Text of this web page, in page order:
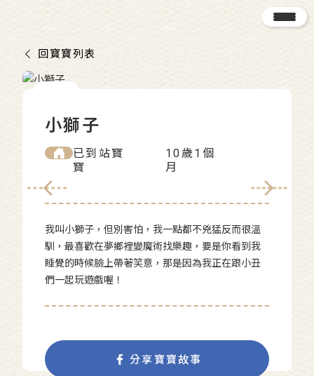
回寶寶列表
小獅子
已到站寶
寶
10歲1個
月
我叫小獅子，但別害怕，我一點都不兇猛反而很溫
馴，最喜歡在夢鄉裡變魔術找樂趣，要是你看到我
睡覺的時候臉上帶著笑意，那是因為我正在跟小丑
們一起玩遊戲喔！
分享寶寶故事